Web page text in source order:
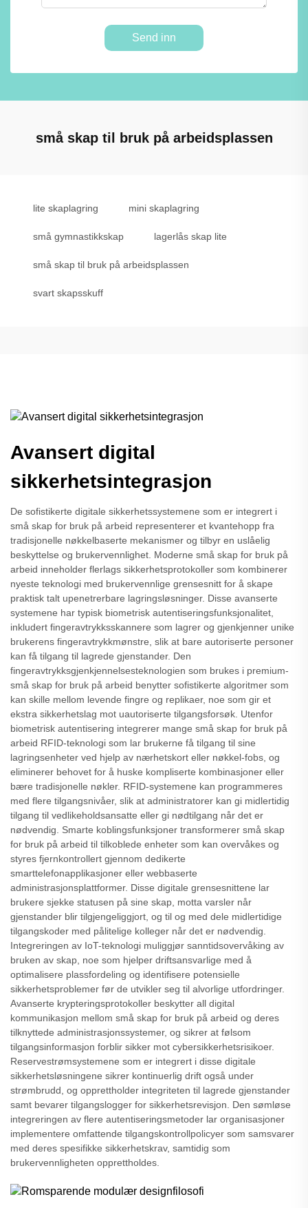
Send inn
små skap til bruk på arbeidsplassen
lite skaplagring mini skaplagring
små gymnastikkskap lagerlås skap lite
små skap til bruk på arbeidsplassen
svart skapsskuff
Avansert digital
sikkerhetsintegrasjon
De sofistikerte digitale sikkerhetssystemene som er integrert i
små skap for bruk på arbeid representerer et kvantehopp fra
tradisjonelle nøkkelbaserte mekanismer og tilbyr en uslåelig
beskyttelse og brukervennlighet. Moderne små skap for bruk på
arbeid inneholder flerlags sikkerhetsprotokoller som kombinerer
nyeste teknologi med brukervennlige grensesnitt for å skape
praktisk talt upenetrerbare lagringsløsninger. Disse avanserte
systemene har typisk biometrisk autentiseringsfunksjonalitet,
inkludert fingeravtrykksskannere som lagrer og gjenkjenner unike
brukerens fingeravtrykkmønstre, slik at bare autoriserte personer
kan få tilgang til lagrede gjenstander. Den
fingeravtrykksgjenkjennelsesteknologien som brukes i premium-
små skap for bruk på arbeid benytter sofistikerte algoritmer som
kan skille mellom levende fingre og replikaer, noe som gir et
ekstra sikkerhetslag mot uautoriserte tilgangsforsøk. Utenfor
biometrisk autentisering integrerer mange små skap for bruk på
arbeid RFID-teknologi som lar brukerne få tilgang til sine
lagringsenheter ved hjelp av nærhetskort eller nøkkel-fobs, og
eliminerer behovet for å huske kompliserte kombinasjoner eller
bære tradisjonelle nøkler. RFID-systemene kan programmeres
med flere tilgangsnivåer, slik at administratorer kan gi midlertidig
tilgang til vedlikeholdsansatte eller gi nødtilgang når det er
nødvendig. Smarte koblingsfunksjoner transformerer små skap
for bruk på arbeid til tilkoblede enheter som kan overvåkes og
styres fjernkontrollert gjennom dedikerte
smarttelefonapplikasjoner eller webbaserte
administrasjonsplattformer. Disse digitale grensesnittene lar
brukere sjekke statusen på sine skap, motta varsler når
gjenstander blir tilgjengeliggjort, og til og med dele midlertidige
tilgangskoder med pålitelige kolleger når det er nødvendig.
Integreringen av IoT-teknologi muliggjør sanntidsovervåking av
bruken av skap, noe som hjelper driftsansvarlige med å
optimalisere plassfordeling og identifisere potensielle
sikkerhetsproblemer før de utvikler seg til alvorlige utfordringer.
Avanserte krypteringsprotokoller beskytter all digital
kommunikasjon mellom små skap for bruk på arbeid og deres
tilknyttede administrasjonssystemer, og sikrer at følsom
tilgangsinformasjon forblir sikker mot cybersikkerhetsrisikoer.
Reservestrømsystemene som er integrert i disse digitale
sikkerhetsløsningene sikrer kontinuerlig drift også under
strømbrudd, og opprettholder integriteten til lagrede gjenstander
samt bevarer tilgangslogger for sikkerhetsrevisjon. Den sømløse
integreringen av flere autentiseringsmetoder lar organisasjoner
implementere omfattende tilgangskontrollpolicyer som samsvarer
med deres spesifikke sikkerhetskrav, samtidig som
brukervennligheten opprettholdes.